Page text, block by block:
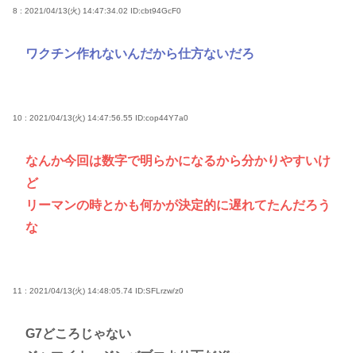
8 : 2021/04/13(火) 14:47:34.02 ID:cbt94GcF0
ワクチン作れないんだから仕方ないだろ
10 : 2021/04/13(火) 14:47:56.55 ID:cop44Y7a0
なんか今回は数字で明らかになるから分かりやすいけ
ど
リーマンの時とかも何かが決定的に遅れてたんだろう
な
11 : 2021/04/13(火) 14:48:05.74 ID:SFLrzw/z0
G7どころじゃない